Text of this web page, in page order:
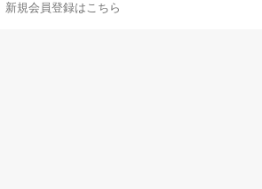
新規会員登録はこちら